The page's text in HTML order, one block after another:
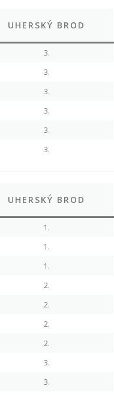
UHERSKÝ BROD
3.
3.
3.
3.
3.
3.
UHERSKÝ BROD
1.
1.
1.
2.
2.
2.
2.
3.
3.